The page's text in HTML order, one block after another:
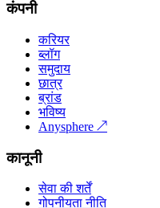
कंपनी
करियर
ब्लॉग
समुदाय
छात्र
ब्रांड
भविष्य
Anysphere ↗
कानूनी
सेवा की शर्तें
गोपनीयता नीति